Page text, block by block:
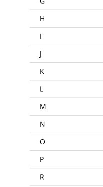
H
I
J
K
L
M
N
O
P
R